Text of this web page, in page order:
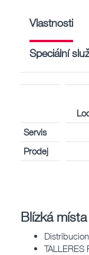
Vlastnosti
Speciální
Servis
Prodej
Blízká místa